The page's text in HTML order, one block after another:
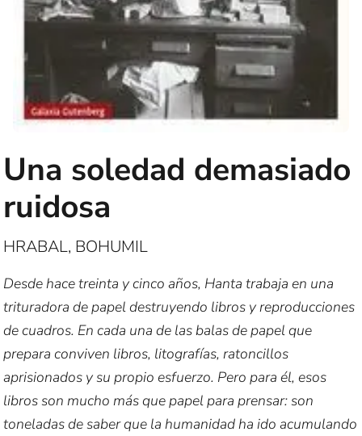
Una soledad demasiado
ruidosa
HRABAL, BOHUMIL
Desde hace treinta y cinco años, Hanta trabaja en una
trituradora de papel destruyendo libros y reproducciones
de cuadros. En cada una de las balas de papel que
prepara conviven libros, litografías, ratoncillos
aprisionados y su propio esfuerzo. Pero para él, esos
libros son mucho más que papel para prensar: son
toneladas de saber que la humanidad ha ido acumulando